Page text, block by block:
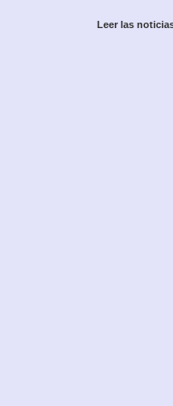
Leer las